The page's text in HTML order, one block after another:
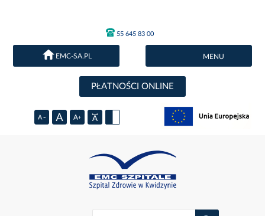
55 645 83 00
EMC-SA.PL MENU
PŁATNOŚCI ONLINE